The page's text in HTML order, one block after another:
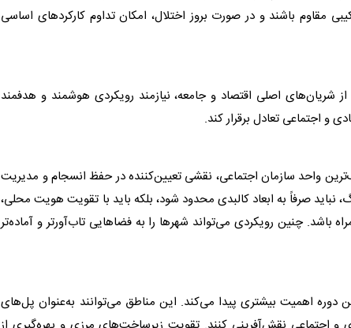
مقاوم باشند و در صورت بروز اختلال، امکان تداوم کارکردهای اساسی
شریان‌های اصلی اقتصاد و جامعه، نیازمند رویکردی هوشمند و هدفمند
و اجتماعی تعادل برقرار کند.
واحد سازمان اجتماعی، نقشی تعیین‌کننده در حفظ انسجام و مدیریت
نباید صرفاً به ابعاد کالبدی محدود شود، بلکه باید با تقویت هویت محلی،
چنین رویکردی می‌تواند شهرها را به فضاهایی تاب‌آورتر و آماده‌تر
اهمیت بیشتری پیدا می‌کند. این مناطق می‌توانند به‌عنوان پل‌های